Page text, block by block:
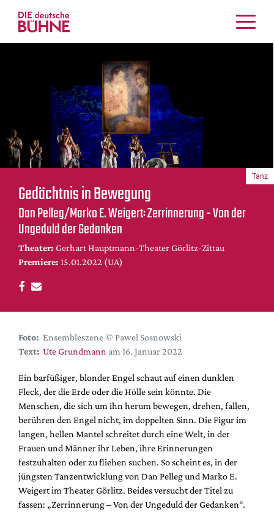
Musiktheater
Tanz
Crossover
Bühnenwelt
Festivals & Veranstaltungen
Menschen & Theater
Themen
Internationales
Nachrufe
Medientipps
DdB-map
Festival-Planer
Alle Hefte
Leseproben
Podcast
Service
Shop / Abo
Newsletter
Redaktion
Gedächtnis in Bewegung
Dan Pelleg/Marko E. Weigert: Zerrinnerung - Von der
Ungeduld der Gedanken
Theater: Gerhart Hauptmann-Theater Görlitz-Zittau
Premiere: 15.01.2022 (UA)
Tanz
Foto: Ensembleszene © Pawel Sosnowski
Text: Ute Grundmann am 16. Januar 2022
Ein barfüßiger, blonder Engel schaut auf einen dunklen
Fleck, der die Erde oder die Hölle sein könnte. Die
Menschen, die sich um ihn herum bewegen, drehen, fallen,
berühren den Engel nicht, im doppelten Sinn. Die Figur im
langen, hellen Mantel schreitet durch eine Welt, in der
Frauen und Männer ihr Leben, ihre Erinnerungen
festzuhalten oder zu fliehen suchen. So scheint es, in der
jüngsten Tanzentwicklung von Dan Pelleg und Marko E.
Weigert im Theater Görlitz. Beides versucht der Titel zu
fassen: „Zerrinnerung – Von der Ungeduld der Gedanken“.